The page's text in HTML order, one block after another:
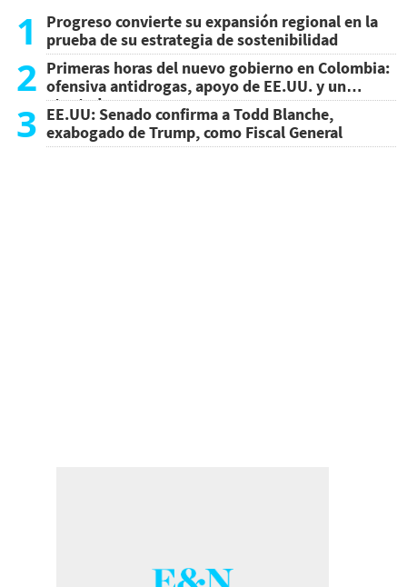
1
Progreso convierte su expansión regional en la
prueba de su estrategia de sostenibilidad
2 Primeras horas del nuevo gobierno en Colombia:
ofensiva antidrogas, apoyo de EE.UU. y un
atentado
3 EE.UU: Senado confirma a Todd Blanche,
exabogado de Trump, como Fiscal General